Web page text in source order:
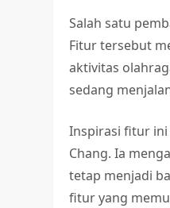
Salah satu
Fitur tersebut
aktivitas
sedang
Inspirasi fitur
Chang. Ia
tetap menjadi
fitur yang